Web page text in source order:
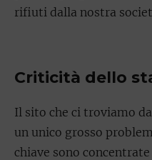
rifiuti dalla nostra
Criticità dello
Il sito che ci troviamo
un unico grosso
chiave sono